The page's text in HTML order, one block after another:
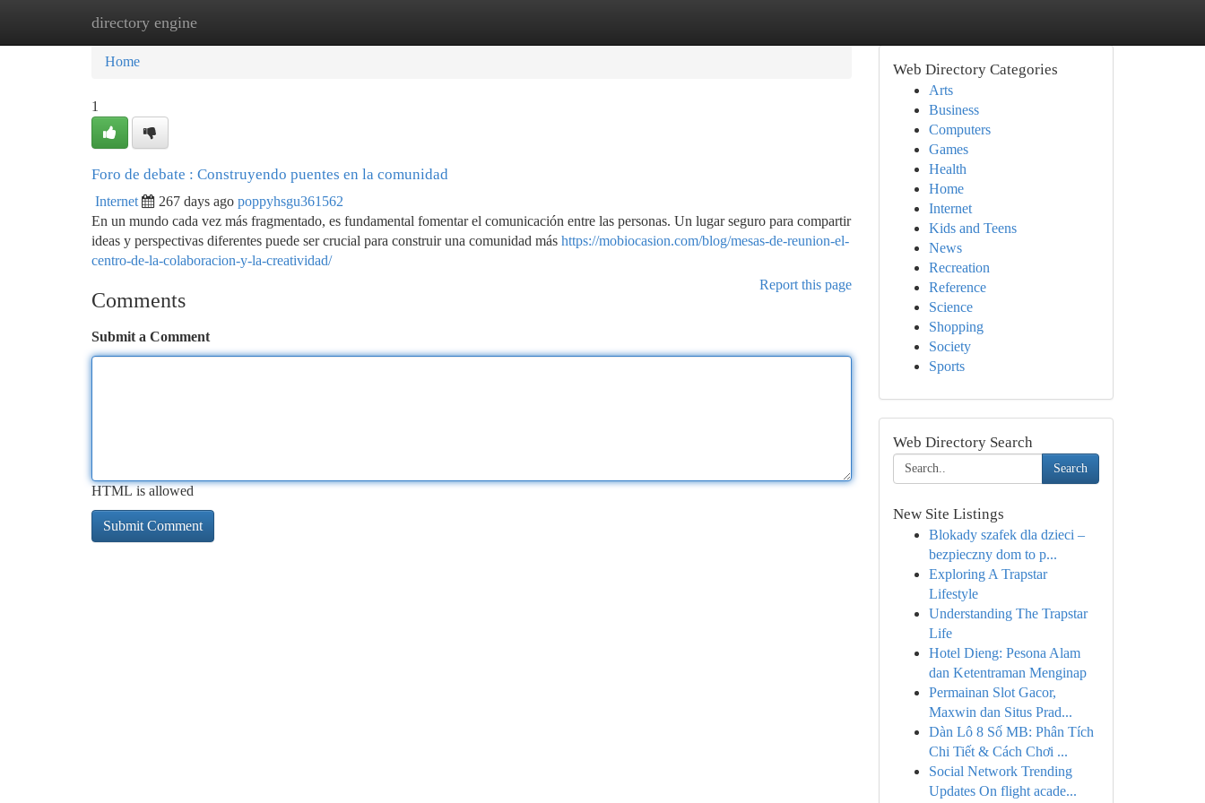
directory engine
Home New Site Listings
Home
1
Foro de debate : Construyendo puentes en la comunidad
Internet 267 days ago poppyhsgu361562
En un mundo cada vez más fragmentado, es fundamental fomentar el comunicación entre las personas. Un lugar seguro para compartir
ideas y perspectivas diferentes puede ser crucial para construir una comunidad más https://mobiocasion.com/blog/mesas-de-reunion-el-
centro-de-la-colaboracion-y-la-creatividad/
Report this page
Comments
Submit a Comment
HTML is allowed
Web Directory Categories
Arts
Business
Computers
Games
Health
Home
Internet
Kids and Teens
News
Recreation
Reference
Science
Shopping
Society
Sports
Web Directory Search
Search
New Site Listings
Blokady szafek dla dzieci –
bezpieczny dom to p...
Exploring A Trapstar
Lifestyle
Understanding The Trapstar
Life
Hotel Dieng: Pesona Alam
dan Ketentraman Menginap
Permainan Slot Gacor,
Maxwin dan Situs Prad...
Dàn Lô 8 Số MB: Phân Tích
Chi Tiết & Cách Chơi ...
Social Network Trending
Updates On flight acade...